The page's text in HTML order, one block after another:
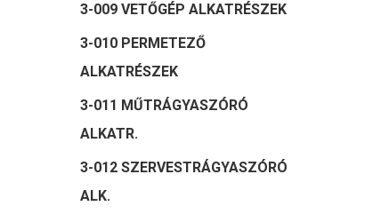
3-009 VETŐGÉP ALKATRÉSZEK
3-010 PERMETEZŐ
ALKATRÉSZEK
3-011 MŰTRÁGYASZÓRÓ
ALKATR.
3-012 SZERVESTRÁGYASZÓRÓ
ALK.